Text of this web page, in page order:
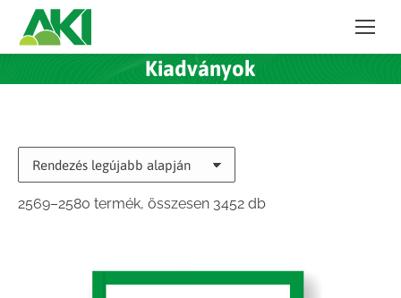
Kiadványok
2569–2580 termék, összesen 3452 dbSorted